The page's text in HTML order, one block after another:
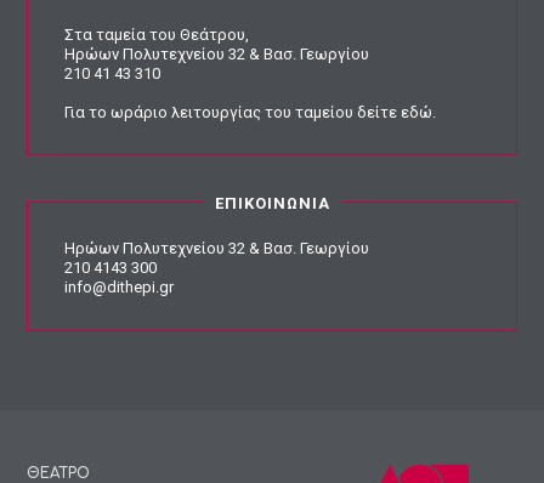
Στα ταμεία του Θεάτρου,
Ηρώων Πολυτεχνείου 32 & Βασ. Γεωργίου
210 41 43 310
Για το ωράριο λειτουργίας του ταμείουδείτε εδώ
ΕΠΙΚΟΙΝΩΝΙΑ
Ηρώων Πολυτεχνείου 32 & Βασ. Γεωργίου
210 4143 300
info@dithepi.gr
ΘΕΑΤΡΟ